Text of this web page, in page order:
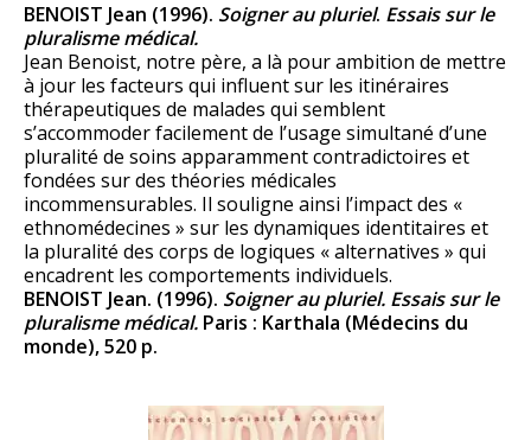
BENOIST Jean (1996). Soigner au pluriel. Essais sur le
pluralisme médical.
Jean Benoist, notre père, a là pour ambition de mettre
à jour les facteurs qui influent sur les itinéraires
thérapeutiques de malades qui semblent
s’accommoder facilement de l’usage simultané d’une
pluralité de soins apparamment contradictoires et
fondées sur des théories médicales
incommensurables. Il souligne ainsi l’impact des «
ethnomédecines » sur les dynamiques identitaires et
la pluralité des corps de logiques « alternatives » qui
encadrent les comportements individuels.
BENOIST Jean. (1996). Soigner au pluriel. Essais sur le
pluralisme médical. Paris : Karthala (Médecins du
monde), 520 p.